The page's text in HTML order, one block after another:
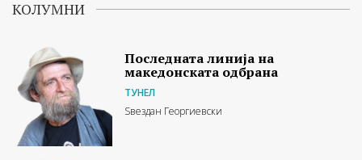
КОЛУМНИ
Последната линија на
македонската одбрана
ТУНЕЛ
Ѕвездан Георгиевски